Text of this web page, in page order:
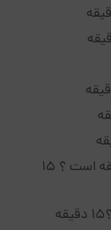
فاصله تا دسترسی های حمل ونقل چنددقیقه است ؟ 15